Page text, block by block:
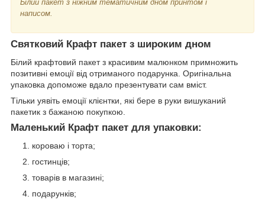
Білий пакет з ніжним тематичним дном принтом і
написом.
Святковий Крафт пакет з широким дном
Білий крафтовий пакет з красивим малюнком примножить
позитивні емоції від отриманого подарунка. Оригінальна
упаковка допоможе вдало презентувати сам вміст.
Тільки уявіть емоції клієнтки, які бере в руки вишуканий
пакетик з бажаною покупкою.
Маленький Крафт пакет для упаковки:
короваю і торта;
гостинців;
товарів в магазині;
подарунків;